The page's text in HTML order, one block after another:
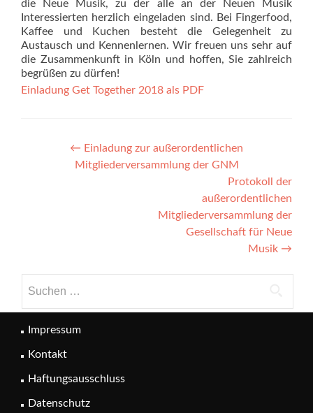
die Neue Musik, zu der alle an der Neuen Musik
Interessierten herzlich eingeladen sind. Bei Fingerfood,
Kaffee und Kuchen besteht die Gelegenheit zu
Austausch und Kennenlernen. Wir freuen uns sehr auf
die Zusammenkunft in Köln und hoffen, Sie zahlreich
begrüßen zu dürfen!
Einladung Get Together 2018 als PDF
navigation
← Einladung zur außerordentlichen
Mitgliederversammlung der GNM
Protokoll der
außerordentlichen
Mitgliederversammlung der
Gesellschaft für Neue
Musik →
nach:
Impressum
Kontakt
Haftungsausschluss
Datenschutz